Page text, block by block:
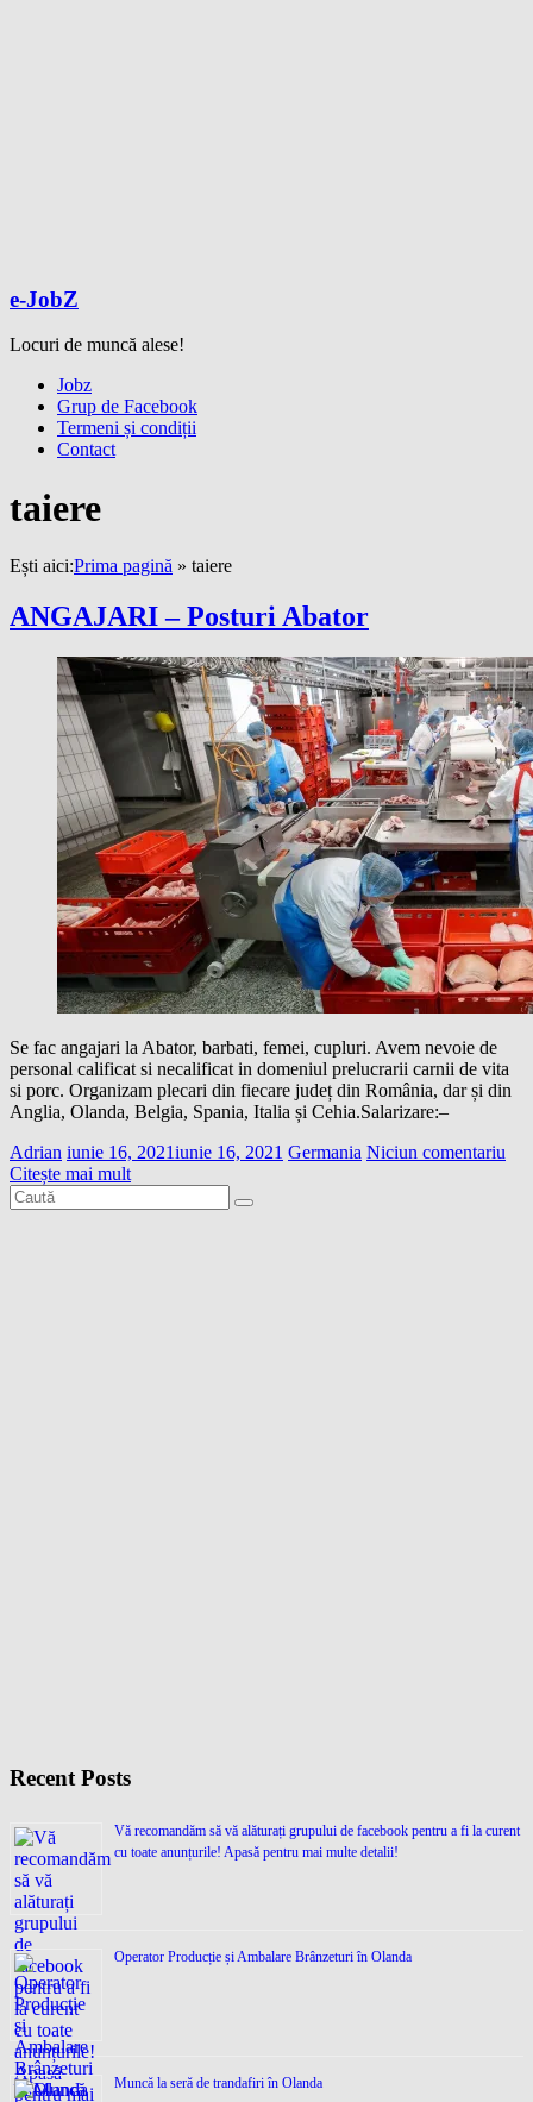
e-JobZ
Locuri de muncă alese!
Meniu Jobz
Grup de Facebook
Termeni și condiții
Contact
taiere
Ești aici:Prima pagină » taiere
ANGAJARI – Posturi Abator
Se fac angajari la Abator, barbati, femei, cupluri. Avem nevoie de
personal calificat si necalificat in domeniul prelucrarii carnii de vita
si porc. Organizam plecari din fiecare județ din România, dar și din
Anglia, Olanda, Belgia, Spania, Italia și Cehia.Salarizare:–
Adrian iunie 16, 2021iunie 16, 2021 Germania Niciun comentariu
Citește mai mult
Recent Posts
Vă recomandăm să vă alăturați grupului de facebook pentru a fi la curent
cu toate anunțurile! Apasă pentru mai multe detalii!
Operator Producție și Ambalare Brânzeturi în Olanda
Muncă la seră de trandafiri în Olanda